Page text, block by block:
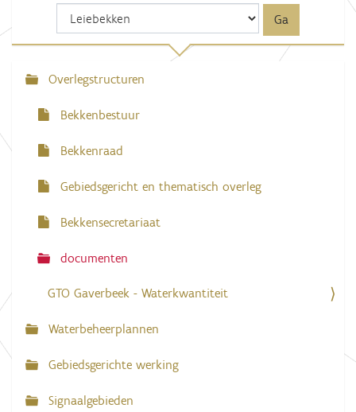
N
Overlegstructuren
Bekkenbestuur
Bekkenraad
Gebiedsgericht en thematisch overleg
Bekkensecretariaat
documenten
GTO Gaverbeek - Waterkwantiteit
Waterbeheerplannen
Gebiedsgerichte werking
Signaalgebieden